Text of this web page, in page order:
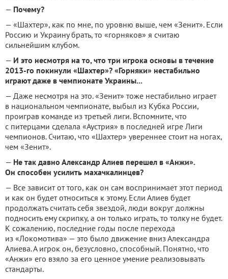
— Почему?
— «Шахтер», как по мне, по уровню выше, чем «Зенит». Если
Россию и Украину брать, то «горняков» я считаю
сильнейшим клубом.
— И это несмотря на то, что три игрока основы в течение
2013-го покинули «Шахтер»? «Горняки» нестабильно
играют даже в чемпионате Украины...
— Даже несмотря на это. «Зенит» тоже нестабильно играет
в национальном чемпионате, выбыл из Кубка России,
проиграв команде из третьей лиги. Вспомните, что
с питерцами сделала «Аустрия» в последней игре Лиги
чемпионов. Считаю, что «Шахтер» увереннее стоит на ногах,
чем «Зенит».
— Не так давно Александр Алиев перешел в «Анжи».
Он способен усилить махачкалинцев?
— Все зависит от того, как он сам воспринимает этот период
и как он будет относиться к этому. Если Алиев будет
продолжать считать себя звездой, люди вокруг должны
подносить ему скрипку, а он только играть, то толку не будет.
К сожалению, последние годы после перехода
из «Локомотива» — это было движение вниз Александра
Алиева. А игрок он, безусловно, способный. Понятно, что
«Анжи» его взяло за его ценное умение реализовывать
стандарты.